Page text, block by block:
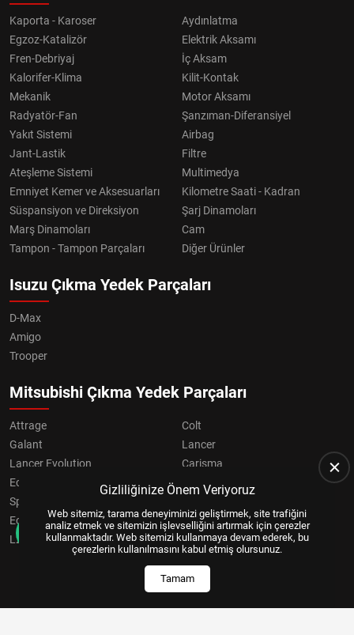
Kaporta - Karoser
Aydınlatma
Egzoz-Katalizör
Elektrik Aksamı
Fren-Debriyaj
İç Aksam
Kalorifer-Klima
Kilit-Kontak
Mekanik
Motor Aksamı
Radyatör-Fan
Şanzıman-Diferansiyel
Yakıt Sistemi
Airbag
Jant-Lastik
Filtre
Ateşleme Sistemi
Multimedya
Emniyet Kemer ve Aksesuarları
Kilometre Saati - Kadran
Süspansiyon ve Direksiyon
Şarj Dinamoları
Marş Dinamoları
Cam
Tampon - Tampon Parçaları
Diğer Ürünler
Isuzu Çıkma Yedek Parçaları
D-Max
Amigo
Trooper
Mitsubishi Çıkma Yedek Parçaları
Attrage
Colt
Galant
Lancer
Lancer Evolution
Carisma
Eclipse
Grandis
Space Star
Eclipse Cross
OUTLANDER
L200
Pajero
Gizliliğinize Önem Veriyoruz
Web sitemiz, tarama deneyiminizi geliştirmek, site trafiğini
analiz etmek ve sitemizin işlevselliğini artırmak için çerezler
kullanmaktadır. Web sitemizi kullanmaya devam ederek, bu
çerezlerin kullanılmasını kabul etmiş olursunuz.
Tamam